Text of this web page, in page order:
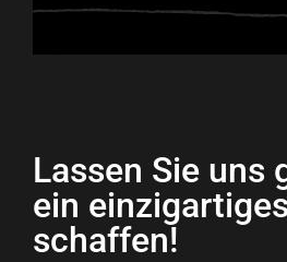
Lassen Sie uns
ein
schaffen!